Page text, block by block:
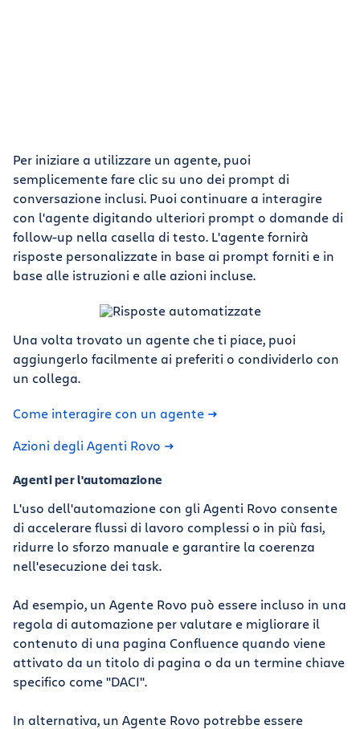
Per iniziare a utilizzare un agente, puoi
semplicemente fare clic su uno dei prompt di
conversazione inclusi. Puoi continuare a interagire
con l'agente digitando ulteriori prompt o domande di
follow-up nella casella di testo. L'agente fornirà
risposte personalizzate in base ai prompt forniti e in
base alle istruzioni e alle azioni incluse.
Una volta trovato un agente che ti piace, puoi
aggiungerlo facilmente ai preferiti o condividerlo con
un collega.
Come interagire con un agente
Azioni degli Agenti Rovo
Agenti per l'automazione
L'uso dell'automazione con gli Agenti Rovo consente
di accelerare flussi di lavoro complessi o in più fasi,
ridurre lo sforzo manuale e garantire la coerenza
nell'esecuzione dei task.
Ad esempio, un Agente Rovo può essere incluso in una
regola di automazione per valutare e migliorare il
contenuto di una pagina Confluence quando viene
attivato da un titolo di pagina o da un termine chiave
specifico come "DACI".
In alternativa, un Agente Rovo potrebbe essere